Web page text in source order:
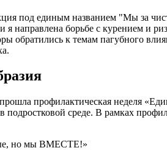
под единым названием "Мы за
направлена борьбе с курением и
обратились к темам пагубного
профилактическая неделя
подростковой среде. В рамках
но мы ВМЕСТЕ!»